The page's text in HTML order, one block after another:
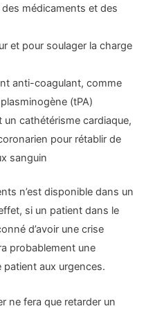
médicaments et des
et pour soulager la charge
anti-coagulant, comme
(tPA)
cathétérisme cardiaque,
pour rétablir de
sanguin
n’est disponible dans un
si un patient dans le
d’avoir une crise
probablement une
aux urgences.
ne fera que retarder un